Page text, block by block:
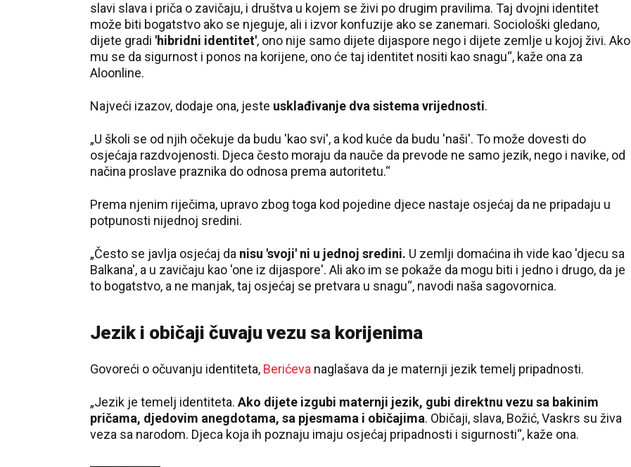
slavi slava i priča o zavičaju, i društva u kojem se živi po drugim pravilima. Taj dvojni identitet
može biti bogatstvo ako se njeguje, ali i izvor konfuzije ako se zanemari. Sociološki gledano,
dijete gradi 'hibridni identitet', ono nije samo dijete dijaspore nego i dijete zemlje u kojoj živi. Ako
mu se da sigurnost i ponos na korijene, ono će taj identitet nositi kao snagu“, kaže ona za
Aloonline.
Najveći izazov, dodaje ona, jeste usklađivanje dva sistema vrijednosti.
„U školi se od njih očekuje da budu 'kao svi', a kod kuće da budu 'naši'. To može dovesti do
osjećaja razdvojenosti. Djeca često moraju da nauče da prevode ne samo jezik, nego i navike, od
načina proslave praznika do odnosa prema autoritetu.“
Prema njenim riječima, upravo zbog toga kod pojedine djece nastaje osjećaj da ne pripadaju u
potpunosti nijednoj sredini.
„Često se javlja osjećaj da nisu 'svoji' ni u jednoj sredini. U zemlji domaćina ih vide kao 'djecu sa
Balkana', a u zavičaju kao 'one iz dijaspore'. Ali ako im se pokaže da mogu biti i jedno i drugo, da je
to bogatstvo, a ne manjak, taj osjećaj se pretvara u snagu“, navodi naša sagovornica.
Jezik i običaji čuvaju vezu sa korijenima
Govoreći o očuvanju identiteta, Berićeva naglašava da je maternji jezik temelj pripadnosti.
„Jezik je temelj identiteta. Ako dijete izgubi maternji jezik, gubi direktnu vezu sa bakinim
pričama, djedovim anegdotama, sa pjesmama i običajima. Običaji, slava, Božić, Vaskrs su živa
veza sa narodom. Djeca koja ih poznaju imaju osjećaj pripadnosti i sigurnosti“, kaže ona.